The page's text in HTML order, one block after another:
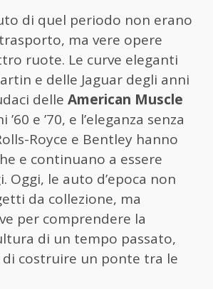
di quel periodo non erano
ma vere opere
ruote. Le curve eleganti
e delle Jaguar degli anni
delle American Muscle
’60 e ’70, e l’eleganza senza
Royce e Bentley hanno
e continuano a essere
Oggi, le auto d’epoca non
da collezione, ma
per comprendere la
di un tempo passato,
costruire un ponte tra le